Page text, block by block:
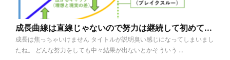
成長曲線は直線じゃないので努力は継続して初めて...
成長は焦っちゃいけません タイトルが説明臭い感じになってしまいまし
たね。 どんな努力をしても中々結果が出ないとかそういう ...